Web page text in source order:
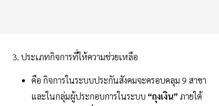
3. ประเภทกิจการที่ให้ความช่วยเหลือ
คือ กิจการในระบบประกันสังคมจะครอบคลุม 9 สาขา
และในกลุ่มผู้ประกอบการในระบบ “ถุงเงิน” ภายใต้